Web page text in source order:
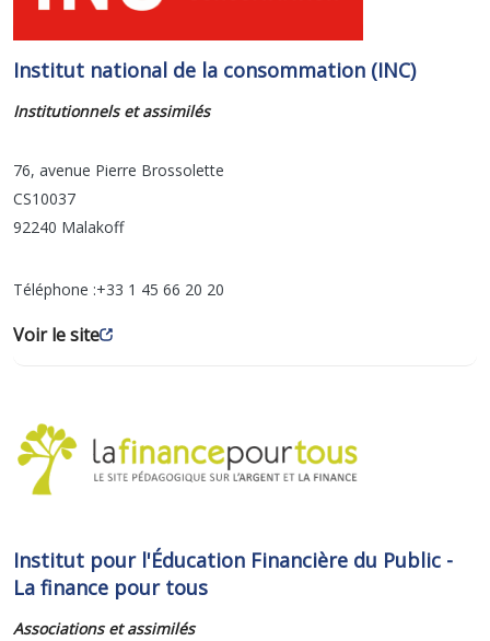
Institut national de la consommation (INC)
Institutionnels et assimilés
76, avenue Pierre Brossolette
CS10037
92240 Malakoff
Téléphone :+33 1 45 66 20 20
Voir le site
Institut pour l'Éducation Financière du Public -
La finance pour tous
Associations et assimilés